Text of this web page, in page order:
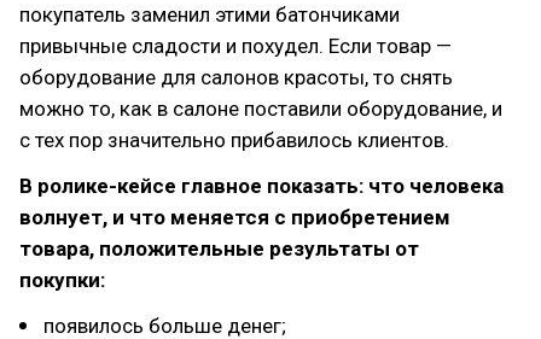
покупатель заменил этими батончиками
привычные сладости и похудел. Если товар —
оборудование для салонов красоты, то снять
можно то, как в салоне поставили оборудование, и
с тех пор значительно прибавилось клиентов.
В ролике-кейсе главное показать: что человека
волнует, и что меняется с приобретением
товара, положительные результаты от
покупки:
появилось больше денег;